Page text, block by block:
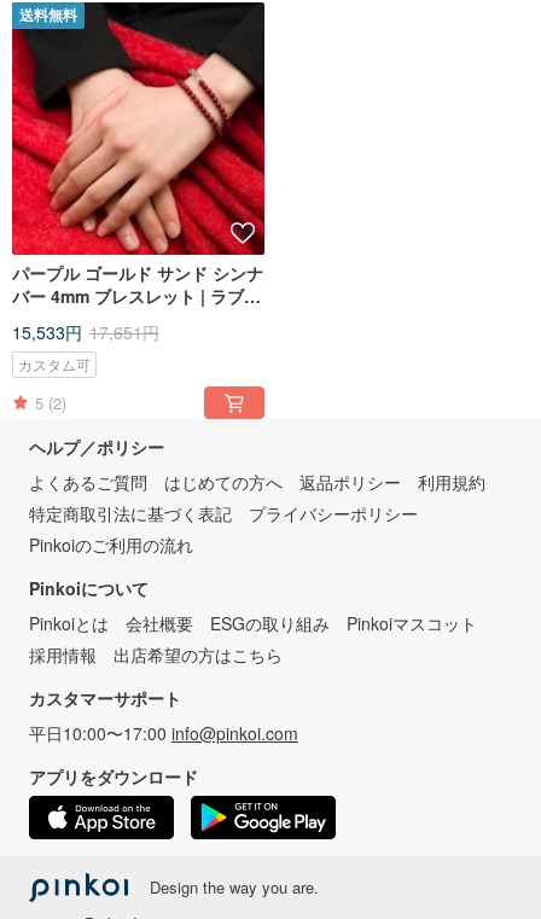
送料無料
パープル ゴールド サンド シンナ
バー 4mm ブレスレット | ラブラ
ング ダブル サークル ブレスレッ
ト ターン 太歳 新年 ギフト
15,533円 17,651円
カスタム可
5 (2)
ヘルプ／ポリシー
よくあるご質問
はじめての方へ 返品ポリシー
利用規約
特定商取引法に基づく表記
プライバシーポリシー
Pinkoiのご利用の流れ
Pinkoiについて
Pinkoiとは
会社概要 ESGの取り組み
Pinkoiマスコット
採用情報
出店希望の方はこちら
カスタマーサポート
平日10:00〜17:00 info@pinkoi.com
アプリをダウンロード
Design the way you are.